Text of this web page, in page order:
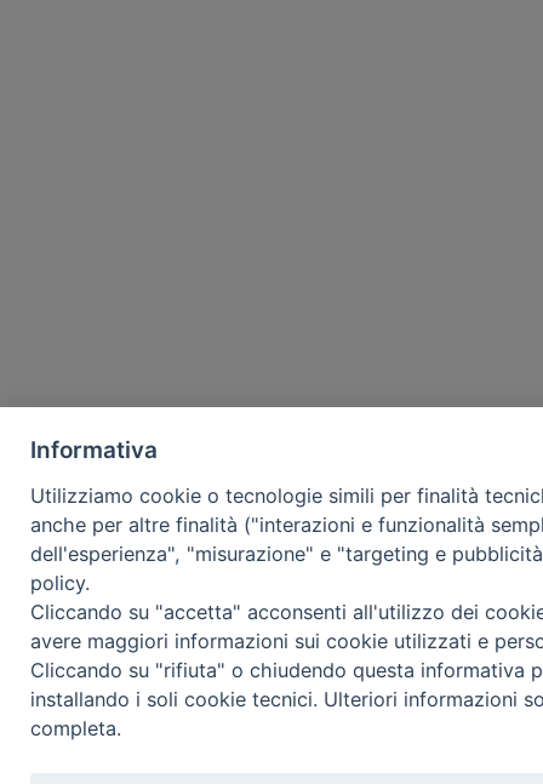
Informativa
Utilizziamo cookie o tecnologie simili per finalità
anche per altre finalità ("interazioni e funzionalità
dell'esperienza", "misurazione" e "targeting e
policy.
Cliccando su "accetta" acconsenti all'utilizzo dei
avere maggiori informazioni sui cookie utilizzati e
Cliccando su "rifiuta" o chiudendo questa informativa
installando i soli cookie tecnici. Ulteriori informazioni
completa.